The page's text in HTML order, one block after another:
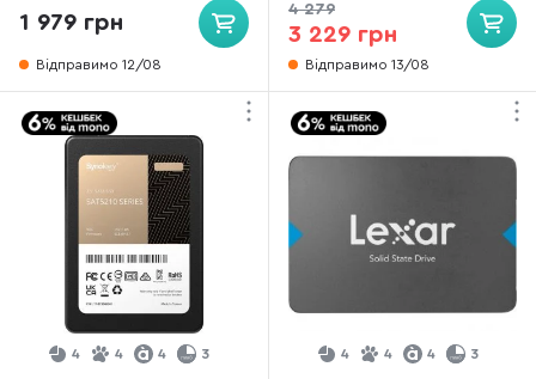
1 979 грн
Відправимо 12/08
4 279
3 229 грн
Відправимо 13/08
4 4 4 3 4 4 4 3